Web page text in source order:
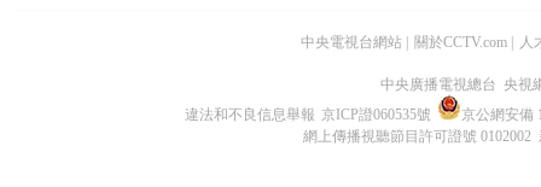
中央電視台網站 關於CCTV.com 人
中央廣播電視總台 央視
違法和不良信息舉報 京ICP證060535號
京公網安備
網上傳播視聽節目許可證號 0102002